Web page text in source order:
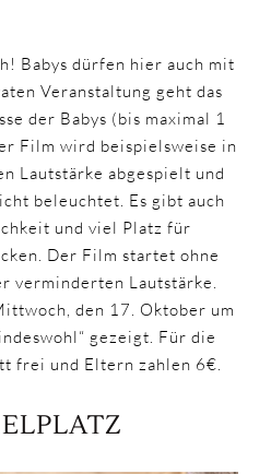
Babys dürfen hier auch mit
Veranstaltung geht das
der Babys (bis maximal 1
Film wird beispielsweise in
Lautstärke abgespielt und
beleuchtet. Es gibt auch
und viel Platz für
Der Film startet ohne
verminderten Lautstärke.
den 17. Oktober um
gezeigt. Für die
frei und Eltern zahlen 6€.